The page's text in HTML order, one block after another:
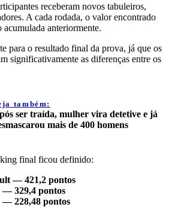
receberam novos tabuleiros,
A cada rodada, o valor encontrado
acumulada anteriormente.
para o resultado final da prova, já que os
significativamente as diferenças entre os
também:
ser traída, mulher vira detetive e já
mais de 400 homens
final ficou definido:
— 421,2 pontos
— 329,4 pontos
228,48 pontos